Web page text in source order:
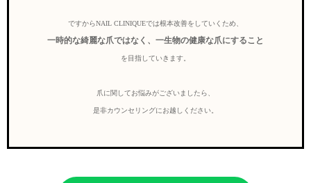
ですからNAIL CLINIQUEでは根本改善をしていくため、
一時的な綺麗な爪ではなく、一生物の健康な爪にすること
を目指していきます。
爪に関してお悩みがございましたら、
是非カウンセリングにお越しください。